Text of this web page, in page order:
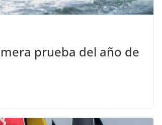
prueba del año de